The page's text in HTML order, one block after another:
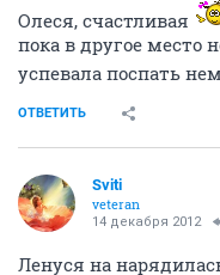
Олеся, счастливая
пока в другое место
успевала поспать
ОТВЕТИТЬ
Sviti
veteran
14 декабря 2012
Ленуся на